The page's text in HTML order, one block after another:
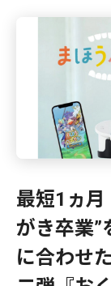
最短1ヵ月
がき卒業”
に合わせ